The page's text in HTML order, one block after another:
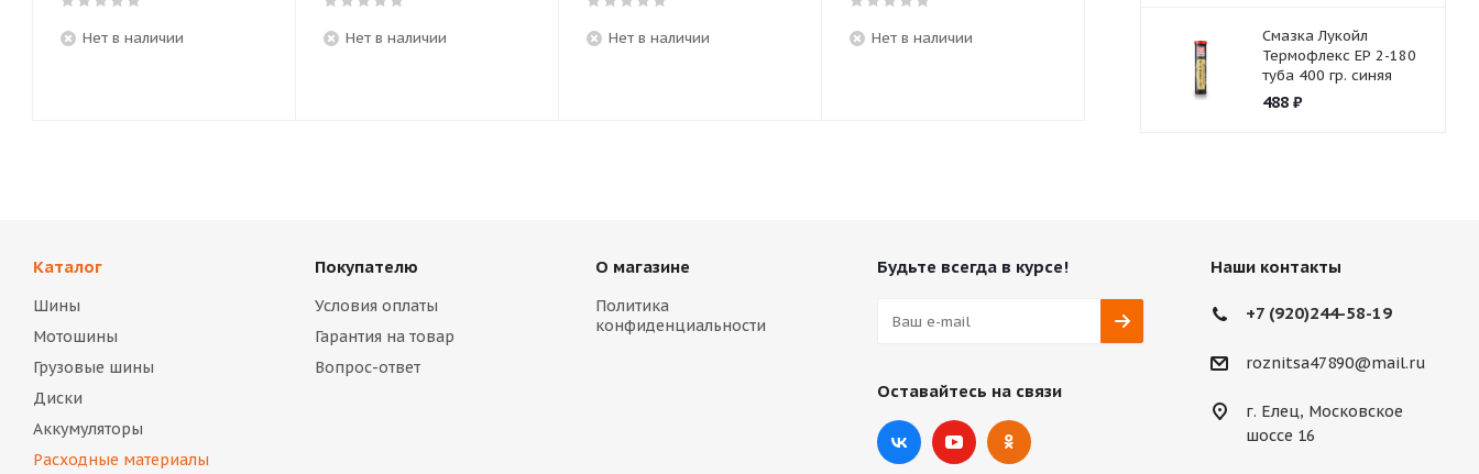
Нет в наличии Нет в наличии Нет в наличии Нет в наличии Нет в наличии
Смазка Лукойл
Термофлекс ЕР 2-180
туба 400 гр. синяя
488₽
Каталог
Шины
Мотошины
Грузовые шины
Диски
Аккумуляторы
Расходные материалы
Покупателю
Условия оплаты
Гарантия на товар
Вопрос-ответ
О магазине
Политика
конфиденциальности
Будьте всегда в курсе!
Оставайтесь на связи
Наши контакты
+7 (920)244-58-19
roznitsa47890@mail.ru
г. Елец, Московское
шоссе 16